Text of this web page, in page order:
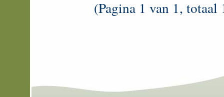
(Pagina 1 van 1,